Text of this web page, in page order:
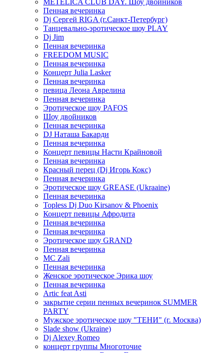
METELICA CLUB DAY. Шоу двойников
Пенная вечеринка
Dj Сергей RIGA (г.Санкт-Петербург)
Танцевально-эротическое шоу PLAY
Dj Jim
Пенная вечеринка
FREEDOM MUSIC
Пенная вечеринка
Концерт Julia Lasker
Пенная вечеринка
певица Леона Аврелина
Пенная вечеринка
Эротическое шоу PAFOS
Шоу двойников
Пенная вечеринка
DJ Наташа Бакарди
Пенная вечеринка
Концерт певицы Насти Крайновой
Пенная вечеринка
Красный перец (Dj Игорь Кокс)
Пенная вечеринка
Эротическое шоу GREASE (Ukraaine)
Пенная вечеринка
Topless Dj Duo Kirsanov & Phoenix
Концерт певицы Афродита
Пенная вечеринка
Пенная вечеринка
Эротическое шоу GRAND
Пенная вечеринка
MC Zali
Пенная вечеринка
Женское эротическое Эрика шоу
Пенная вечеринка
Artic feat Asti
закрытие серии пенных вечеринок SUMMER
PARTY
Мужское эротическое шоу "ТЕНИ" (г. Москва)
Slade show (Ukraine)
Dj Alexey Romeo
концерт группы Многоточие